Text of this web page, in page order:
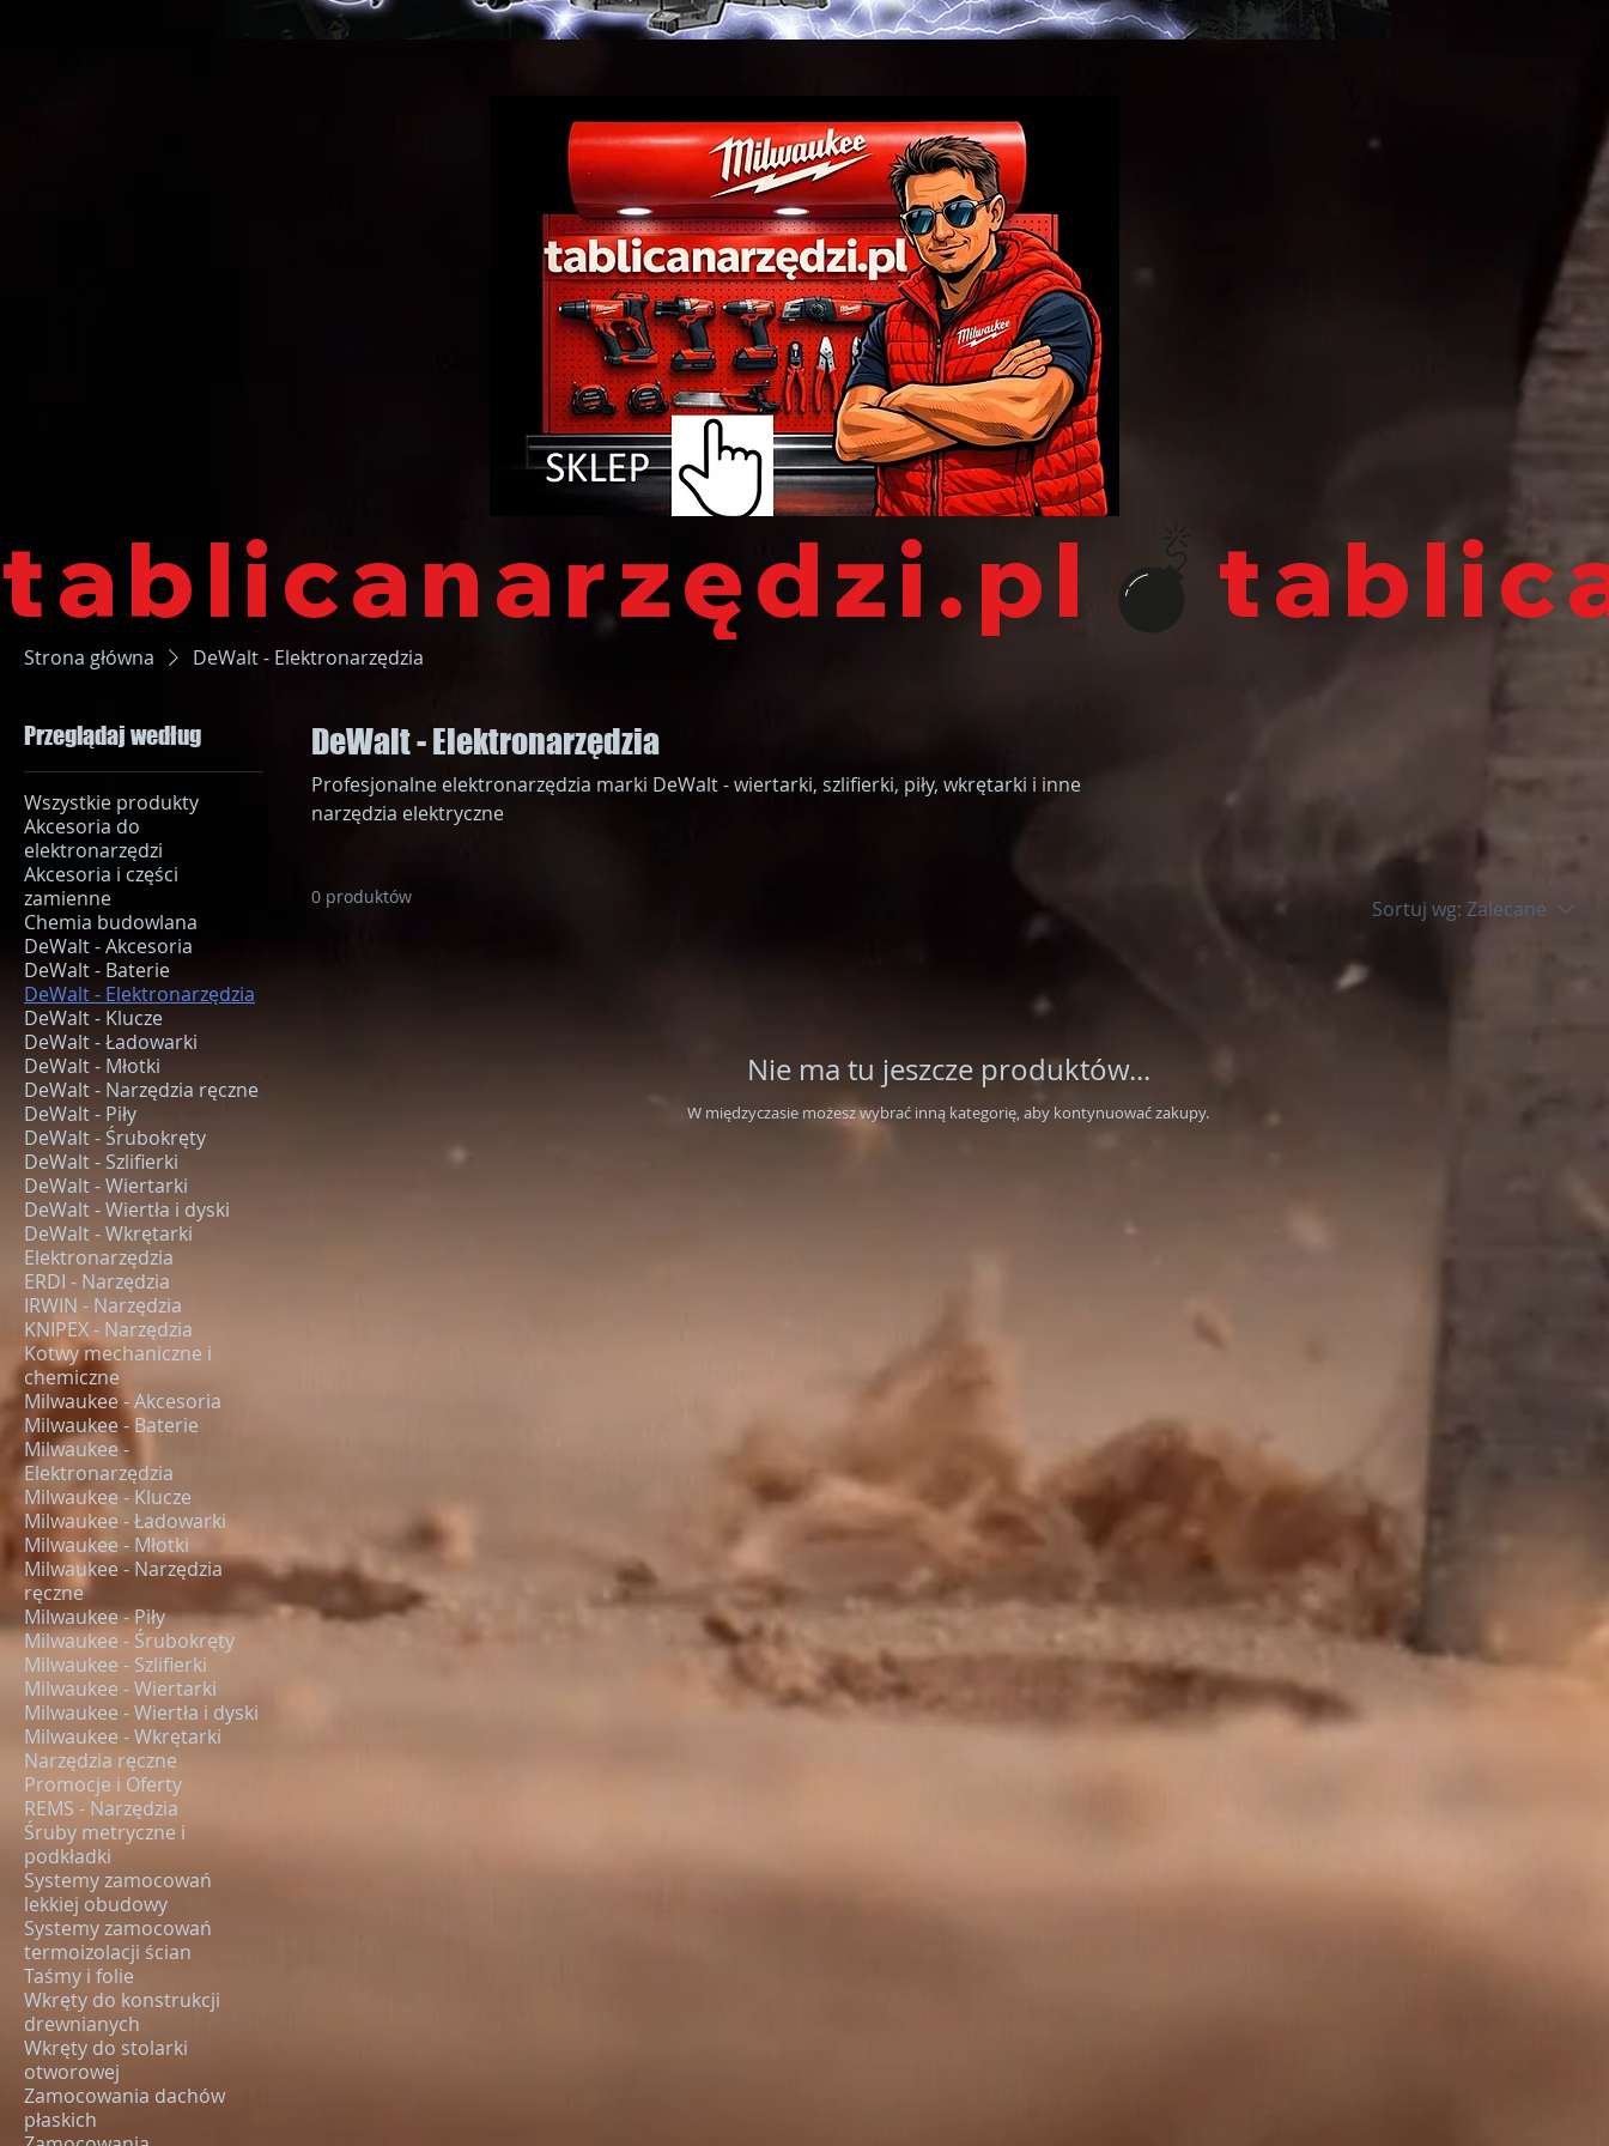
tablicanarzędzi.pl
Strona główna DeWalt - Elektronarzędzia
Przeglądaj według
Wszystkie produkty
Akcesoria do
elektronarzędzi
Akcesoria i części
zamienne
Chemia budowlana
DeWalt - Akcesoria
DeWalt - Baterie
DeWalt - Elektronarzędzia
DeWalt - Klucze
DeWalt - Ładowarki
DeWalt - Młotki
DeWalt - Narzędzia ręczne
DeWalt - Piły
DeWalt - Śrubokręty
DeWalt - Szlifierki
DeWalt - Wiertarki
DeWalt - Wiertła i dyski
DeWalt - Wkrętarki
Elektronarzędzia
ERDI - Narzędzia
IRWIN - Narzędzia
KNIPEX - Narzędzia
Kotwy mechaniczne i
chemiczne
Milwaukee - Akcesoria
Milwaukee - Baterie
Milwaukee -
Elektronarzędzia
Milwaukee - Klucze
Milwaukee - Ładowarki
Milwaukee - Młotki
Milwaukee - Narzędzia
ręczne
Milwaukee - Piły
Milwaukee - Śrubokręty
Milwaukee - Szlifierki
Milwaukee - Wiertarki
Milwaukee - Wiertła i dyski
Milwaukee - Wkrętarki
Narzędzia ręczne
Promocje i Oferty
REMS - Narzędzia
Śruby metryczne i
podkładki
Systemy zamocowań
lekkiej obudowy
Systemy zamocowań
termoizolacji ścian
Taśmy i folie
Wkręty do konstrukcji
drewnianych
Wkręty do stolarki
otworowej
Zamocowania dachów
płaskich
DeWalt - Elektronarzędzia
Profesjonalne elektronarzędzia marki DeWalt - wiertarki, szlifierki, piły, wkrętarki i inne
narzędzia elektryczne
0 produktów Sortuj wg: Zalecane
Nie ma tu jeszcze produktów...
W międzyczasie możesz wybrać inną kategorię, aby kontynuować zakupy.